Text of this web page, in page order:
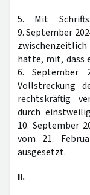
5. Mit
9. September
zwischenzeitlich
hatte, mit, dass
6. September
Vollstreckung
rechtskräftig
durch
10. September
vom 21.
ausgesetzt.
II.